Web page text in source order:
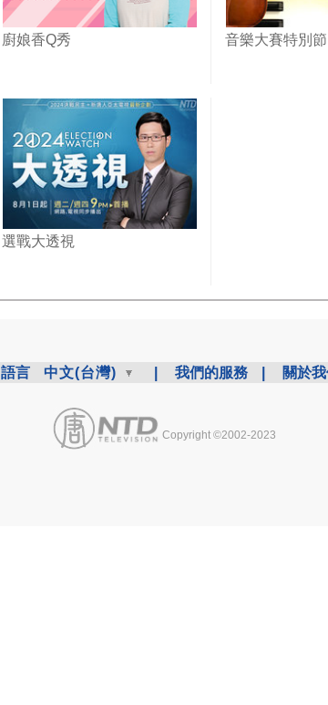
廚娘香Q秀 音樂大賽特別節
選戰大透視
語言 中文(台灣) 我們的服務 關於我
Copyright ©2002-2023